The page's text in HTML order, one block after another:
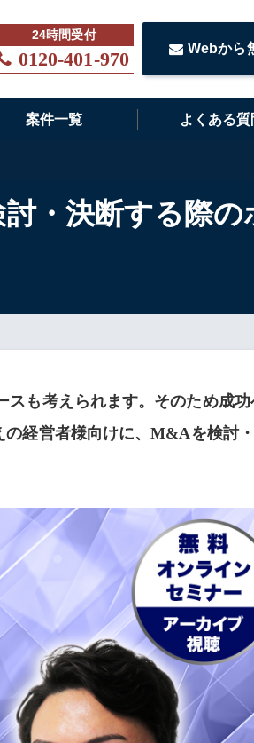
0120-401-970 Webから
案件一覧 よくある質
・決断する際の
も考えられます。そのため成功
の経営者様向けに、M&Aを検討